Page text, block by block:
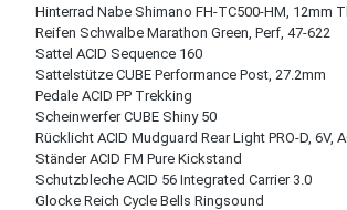
Hinterrad Nabe Shimano FH-TC500-HM, 12mm
Reifen Schwalbe Marathon Green, Perf, 47-622
Sattel ACID Sequence 160
Sattelstütze CUBE Performance Post, 27.2mm
Pedale ACID PP Trekking
Scheinwerfer CUBE Shiny 50
Rücklicht ACID Mudguard Rear Light PRO-D, 6V,
Ständer ACID FM Pure Kickstand
Schutzbleche ACID 56 Integrated Carrier 3.0
Glocke Reich Cycle Bells Ringsound